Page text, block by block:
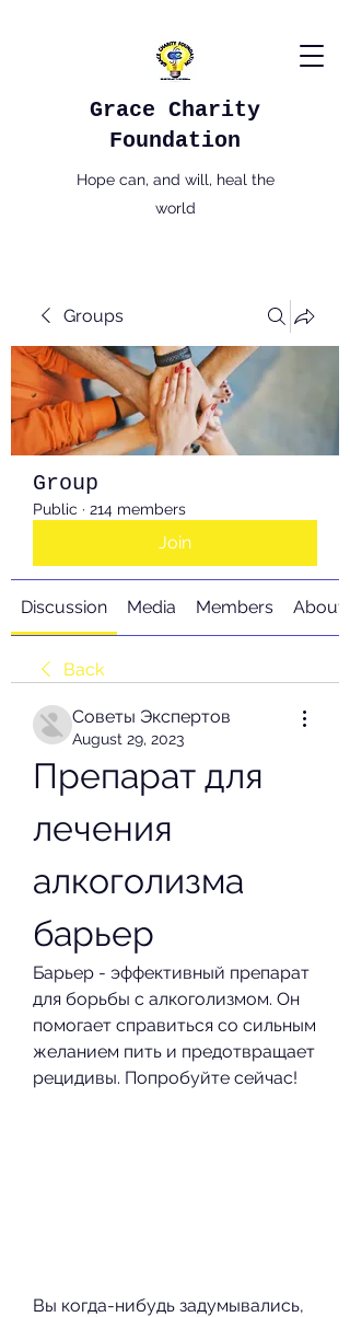
Grace Charity
Foundation
Hope can, and will, heal the
world
Groups
Group
Public · 214 members
Join
Discussion Media Members About
Back
Советы Экспертов
August 29, 2023
Препарат для
лечения
алкоголизма
барьер
Барьер - эффективный препарат
для борьбы с алкоголизмом. Он
помогает справиться со сильным
желанием пить и предотвращает
рецидивы. Попробуйте сейчас!
Вы когда-нибудь задумывались,